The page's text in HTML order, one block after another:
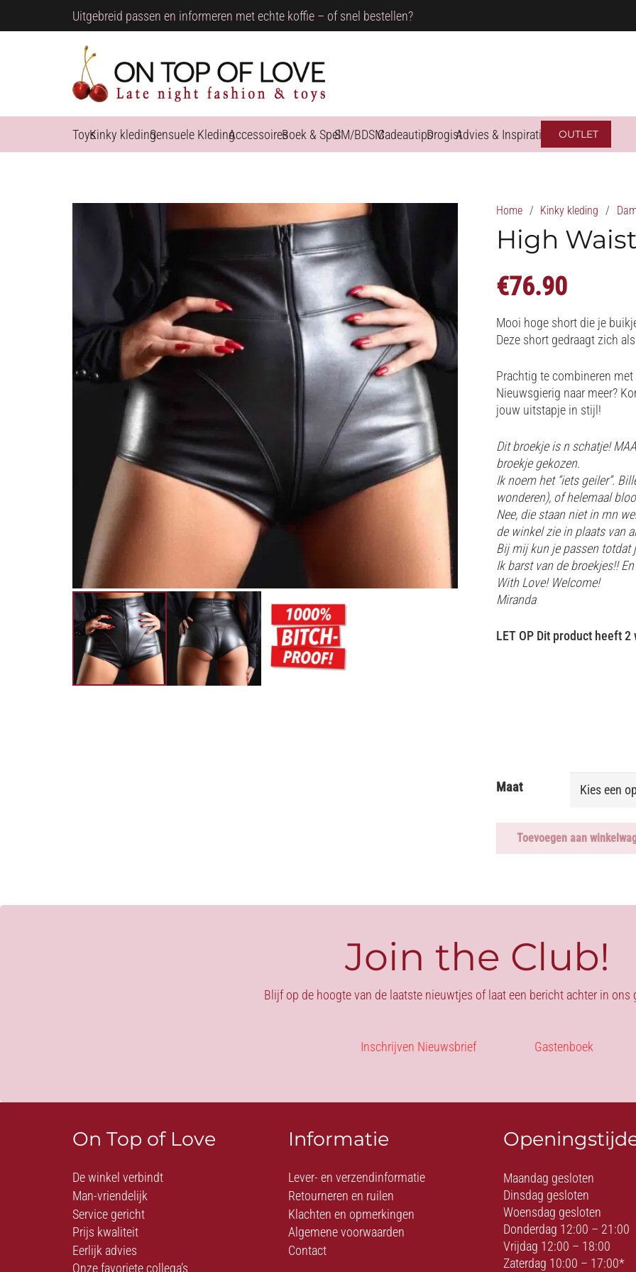
Uitgebreid passen en informeren met echte koffie – of snel bestellen?
ToysKinky kledingSensuele KledingAccessoiresBoek & SpelSM/BDSMCadeautipsDrogistAdvies & Inspiratie OUTLET
Home / Kinky kleding /
High
€76.90
Mooi hoge short die je
Deze short gedraagt zich
Prachtig te combineren met
Nieuwsgierig naar meer?
jouw uitstapje in stijl!
Dit broekje is n schatje!
broekje gekozen.
Ik noem het “iets geiler”.
wonderen), of helemaal
Nee, die staan niet in mn
de winkel zie in plaats van
Bij mij kun je passen totdat
Ik barst van de broekjes!!
With Love! Welcome!
Miranda
LET OP Dit product heeft
Maat
Toevoegen aan
Join the Club!
Blijf op de hoogte van de laatste nieuwtjes of laat een bericht achter in ons
Inschrijven Nieuwsbrief Gastenboek
On Top of Love
De winkel verbindt
Man-vriendelijk
Service gericht
Prijs kwaliteit
Eerlijk advies
Onze favoriete collega’s
Informatie
Lever- en verzendinformatie
Retourneren en ruilen
Klachten en opmerkingen
Algemene voorwaarden
Contact
Maandag gesloten
Dinsdag gesloten
Woensdag gesloten
Donderdag 12:00 – 21:00
Vrijdag 12:00 – 18:00
Zaterdag 10:00 – 17:00*